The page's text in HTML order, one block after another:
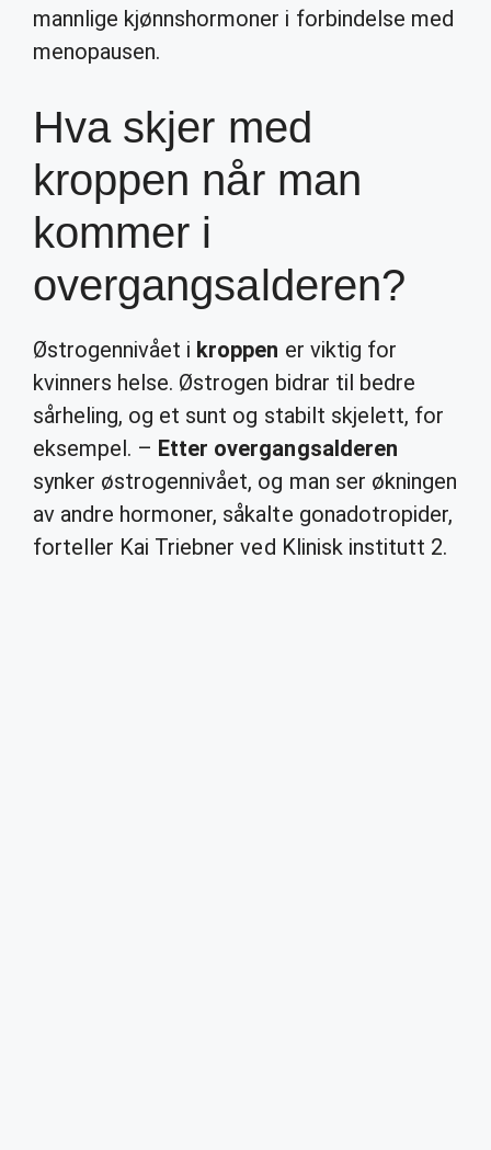
mannlige kjønnshormoner i forbindelse med
menopausen.
Hva skjer med
kroppen når man
kommer i
overgangsalderen?
Østrogennivået i kroppen er viktig for
kvinners helse. Østrogen bidrar til bedre
sårheling, og et sunt og stabilt skjelett, for
eksempel. – Etter overgangsalderen
synker østrogennivået, og man ser økningen
av andre hormoner, såkalte gonadotropider,
forteller Kai Triebner ved Klinisk institutt 2.